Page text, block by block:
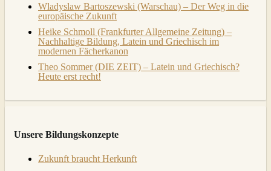
Wladyslaw Bartoszewski (Warschau) – Der Weg in die
europäische Zukunft
Heike Schmoll (Frankfurter Allgemeine Zeitung) –
Nachhaltige Bildung, Latein und Griechisch im
modernen Fächerkanon
Theo Sommer (DIE ZEIT) – Latein und Griechisch?
Heute erst recht!
Unsere Bildungskonzepte
Zukunft braucht Herkunft